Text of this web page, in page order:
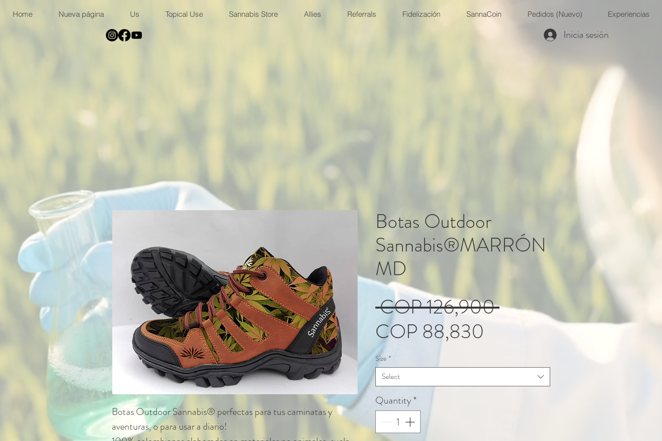
Home Nueva página Us Topical Use Sannabis Store Allies Referrals Fidelización SannaCoin Pedidos (Nuevo) Experiencias
Botas Outdoor Sannabis® perfectas para tus caminatas y
aventuras, o para usar a diario!
Botas Outdoor
Sannabis®MARRÓN
MD
COP 126,900 Regular
COP 88,830
Size *
Select
Quantity*
Inicia sesión